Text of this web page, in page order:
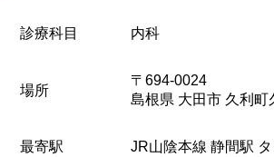
診療科目 内科
場所
〒694-0024
島根県 大田市 久利町
最寄駅 JR山陰本線 静間駅